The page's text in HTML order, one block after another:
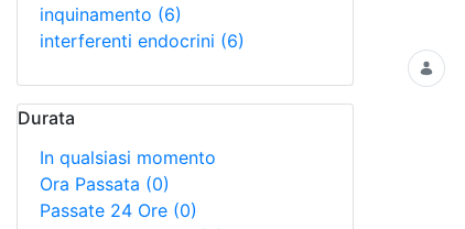
inquinamento (6)
interferenti endocrini (6)
Durata
In qualsiasi momento
Ora Passata (0)
Passate 24 Ore (0)